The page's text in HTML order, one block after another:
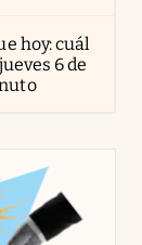
hoy: cuál
6 de